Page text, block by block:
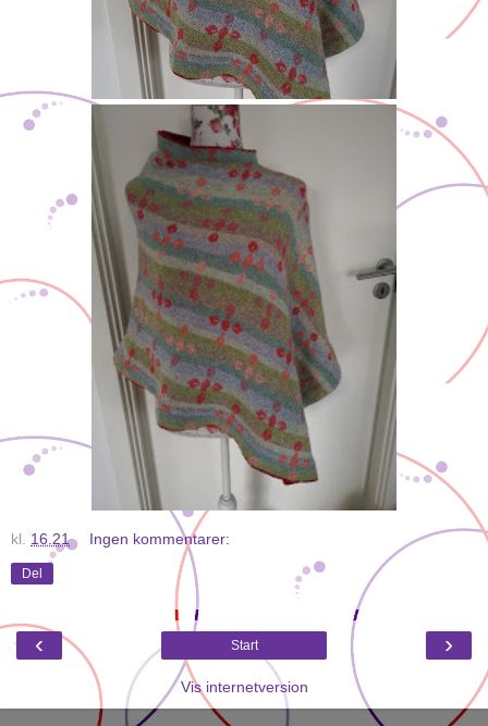
kl. 16.21 Ingen kommentarer:
Del
‹ ›
Start
Vis internetversion